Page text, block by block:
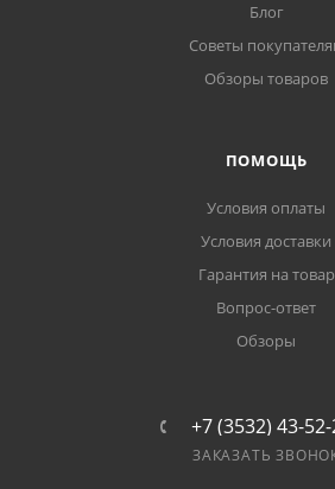
Блог
Советы
Обзоры товаров
ПОМОЩЬ
Условия оплаты
Условия доставки
Гарантия на товар
Вопрос-ответ
Обзоры
+7 (3532) 43-
ЗАКАЗАТЬ